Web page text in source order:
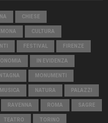
CHIESE
CULTURA
FESTIVAL FIRENZE
IN EVIDENZA
MONUMENTI
MUSICA NATURA PALAZZI
RAVENNA ROMA SAGRE
TEATRO TORINO